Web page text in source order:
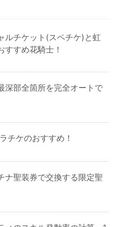
ルチケット(スペチケ)と虹
すすめ花騎士！
深部全箇所を完全オートで
チケのおすすめ！
ナ聖装券で交換する限定聖